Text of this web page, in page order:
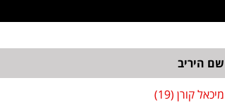
שם היריב
מיכאל קורן (19)